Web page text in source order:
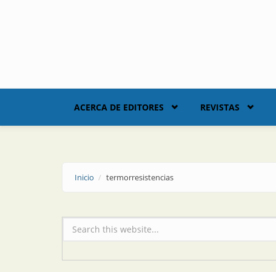
ACERCA DE EDITORES REVISTAS
Inicio termorresistencias
Formulario de búsqueda